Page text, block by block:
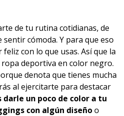
de tu rutina cotidianas, de
cómoda. Y para que eso
con lo que usas. Así que la
ropa deportiva en color negro.
denota que tienes mucha
al ejercitarte para destacar
darle un poco de color a tu
con algún diseñoo